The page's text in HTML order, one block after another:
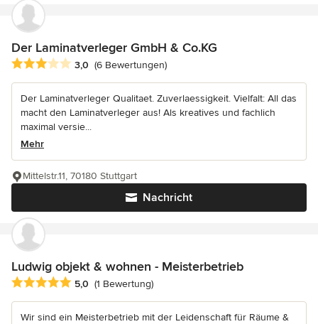
Der Laminatverleger GmbH & Co.KG
Durchschnittliche Bewertung: 3 von 5 Sternen
3,0 (6 Bewertungen)
Der Laminatverleger Qualitaet. Zuverlaessigkeit. Vielfalt: All das
macht den Laminatverleger aus! Als kreatives und fachlich
maximal versie...
Mehr
Nachricht
Mittelstr.11, 70180 Stuttgart
Ludwig objekt & wohnen - Meisterbetrieb
Durchschnittliche Bewertung: 5 von 5 Sternen
5,0 (1 Bewertung)
Wir sind ein Meisterbetrieb mit der Leidenschaft für Räume &